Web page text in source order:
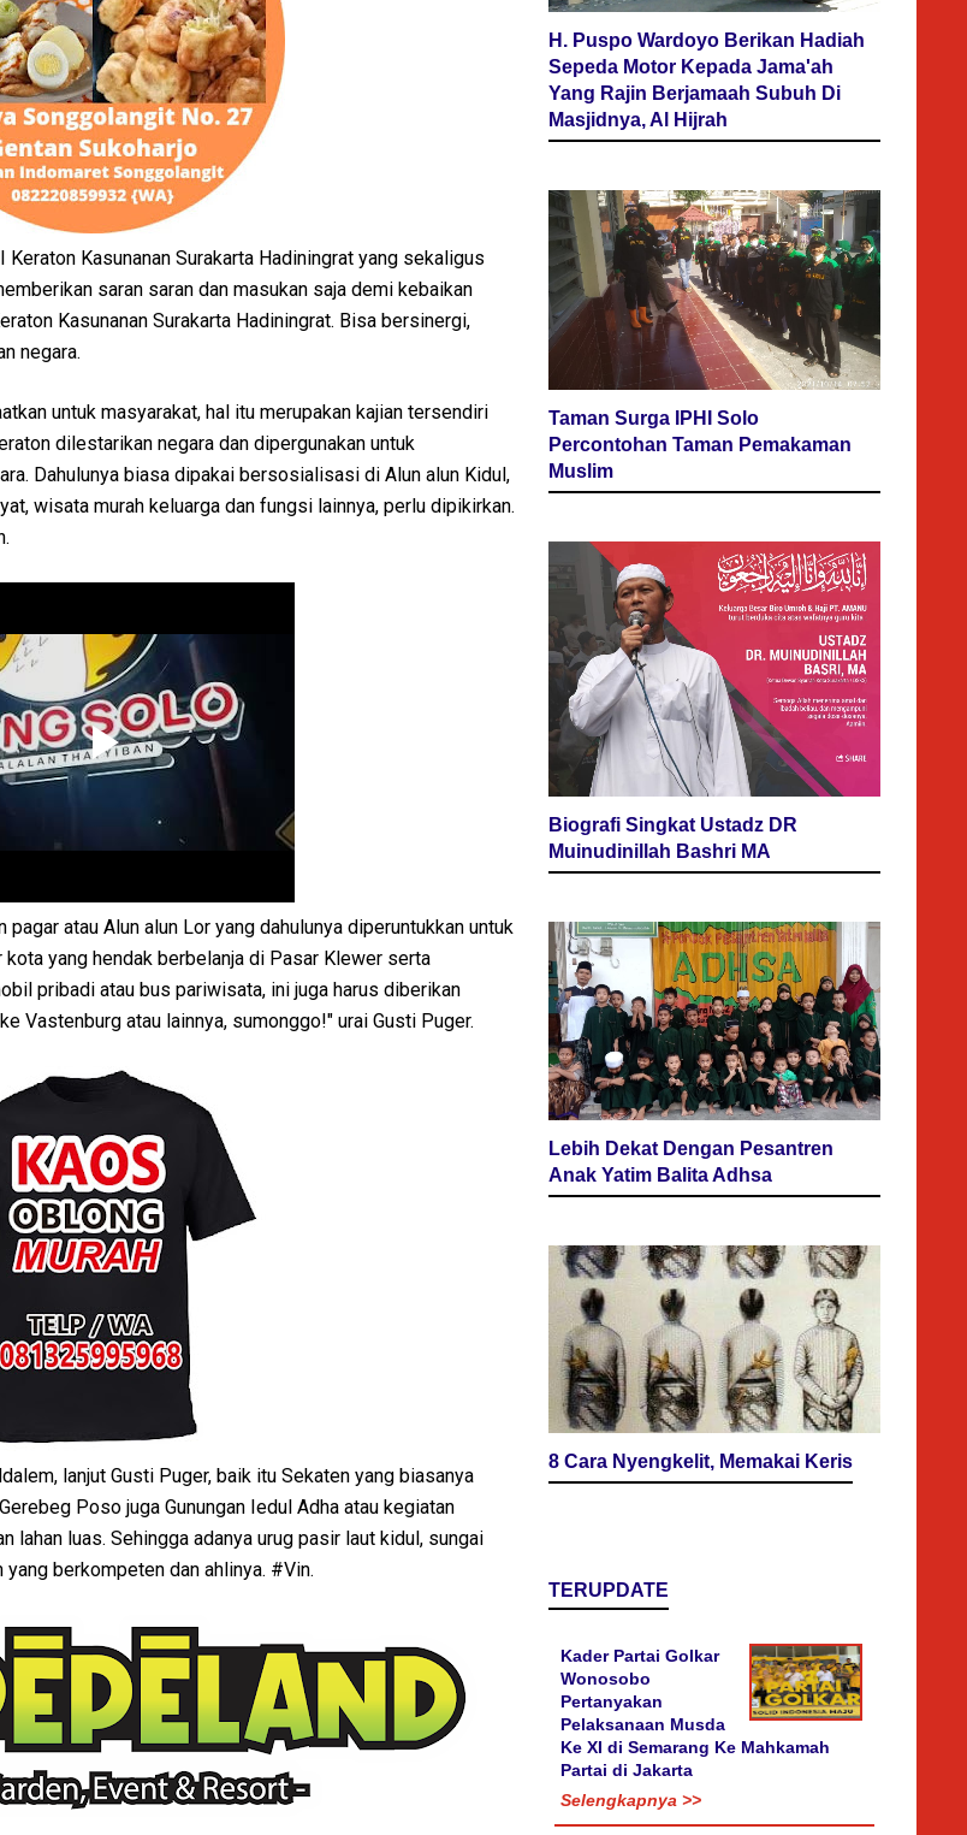
Kasunanan Surakarta Hadiningrat yang sekaligus
saran saran dan masukan saja demi kebaikan
Kasunanan Surakarta Hadiningrat. Bisa bersinergi,
negara.
untuk masyarakat, hal itu merupakan kajian tersendiri
dilestarikan negara dan dipergunakan untuk
Dahulunya biasa dipakai bersosialisasi di Alun alun Kidul,
wisata murah keluarga dan fungsi lainnya, perlu dipikirkan.
atau Alun alun Lor yang dahulunya diperuntukkan untuk
kota yang hendak berbelanja di Pasar Klewer serta
pribadi atau bus pariwisata, ini juga harus diberikan
Vastenburg atau lainnya, sumonggo!" urai Gusti Puger.
lanjut Gusti Puger, baik itu Sekaten yang biasanya
Poso juga Gunungan Iedul Adha atau kegiatan
lahan luas. Sehingga adanya urug pasir laut kidul, sungai
berkompeten dan ahlinya. #Vin.
H. Puspo Wardoyo Berikan Hadiah
Sepeda Motor Kepada Jama'ah
Yang Rajin Berjamaah Subuh Di
Masjidnya, Al Hijrah
Taman Surga IPHI Solo
Percontohan Taman Pemakaman
Muslim
Biografi Singkat Ustadz DR
Muinudinillah Bashri MA
Lebih Dekat Dengan Pesantren
Anak Yatim Balita Adhsa
8 Cara Nyengkelit, Memakai Keris
TERUPDATE
Kader Partai Golkar
Wonosobo
Pertanyakan
Pelaksanaan Musda
Ke XI di Semarang Ke Mahkamah
Partai di Jakarta
Selengkapnya >>